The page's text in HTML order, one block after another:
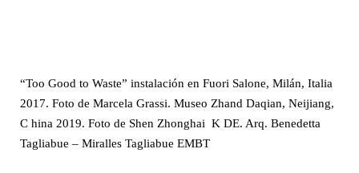
“Too Good to Waste” instalación en Fuori Salone, Milán, Italia
2017. Foto de Marcela Grassi. Museo Zhand Daqian, Neijiang,
C hina 2019. Foto de Shen Zhonghai K DE. Arq. Benedetta
Tagliabue – Miralles Tagliabue EMBT